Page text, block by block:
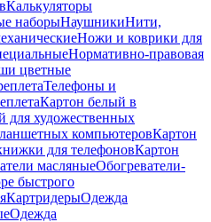
Калькуляторы
наборыНаушникиНити,
Ножи и коврики для
Нормативно-правовая
цветные
Телефоны и
Картон белый в
для художественных
компьютеровКартон
для телефоновКартон
масляныеОбогреватели-
быстрого
КартридерыОдежда
Одежда